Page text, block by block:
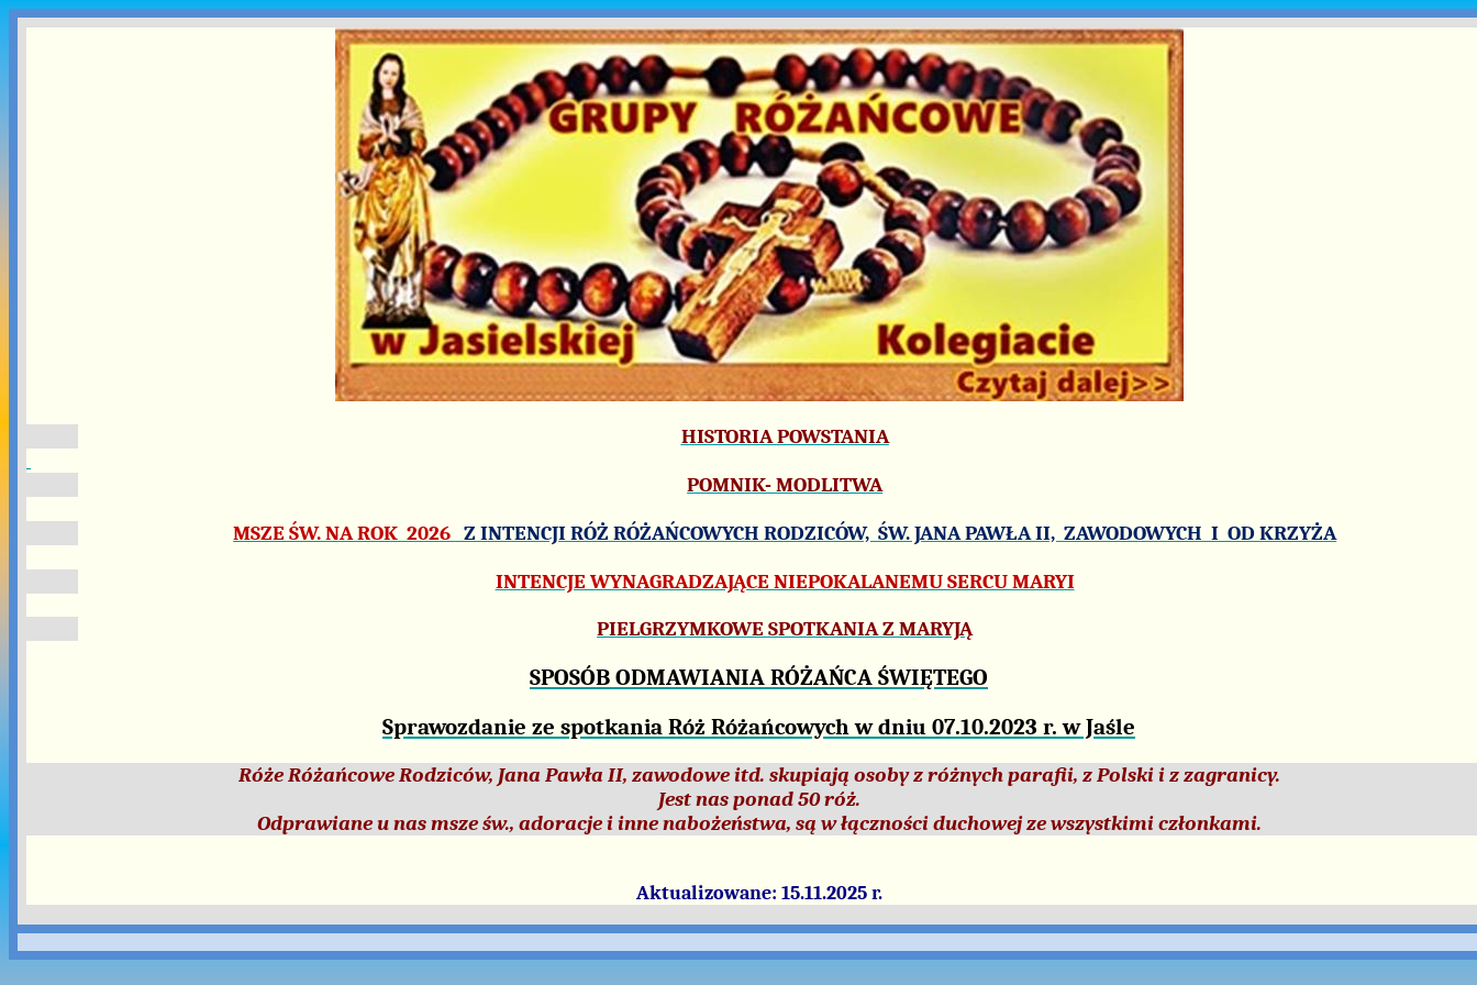
HISTORIA POWSTANIA
POMNIK- MODLITWA
MSZE ŚW. NA ROK 2026 Z INTENCJI RÓŻ RÓŻAŃCOWYCH RODZICÓW, ŚW. JANA PAWŁA II, ZAWODOWYCH I OD KRZYŻA
INTENCJE WYNAGRADZAJĄCE NIEPOKALANEMU SERCU MARYI
PIELGRZYMKOWE SPOTKANIA Z MARYJĄ
SPOSÓB ODMAWIANIA RÓŻAŃCA ŚWIĘTEGO
Sprawozdanie ze spotkania Róż Różańcowych w dniu 07.10.2023 r. w Jaśle
Róże Różańcowe Rodziców, Jana Pawła II, zawodowe itd. skupiają osoby z różnych parafii, z Polski i z zagranicy.
Jest nas ponad 50 róż.
Odprawiane u nas msze św., adoracje i inne nabożeństwa, są w łączności duchowej ze wszystkimi członkami.
Aktualizowane: 15.11.2025 r.